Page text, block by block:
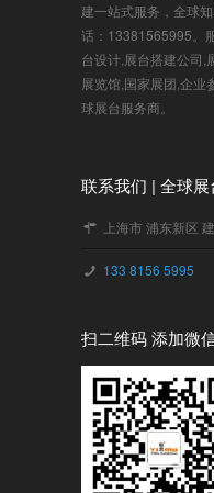
建一站式服务，全球
话：13381565995。
台设计,展台搭建公司,
展览馆,国家展团,企业
球展台服务商。
联系我们 | 全球
上海市 浦东新区
133 8156 5995
扫二维码 添加微